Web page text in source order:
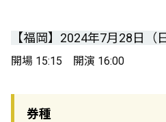
【福岡】2024年7月28日（
開場 15:15 開演 16:00
券種